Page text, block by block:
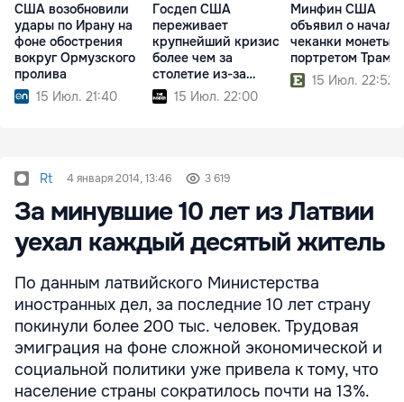
США возобновили
удары по Ирану на
фоне обострения
вокруг Ормузского
пролива
15 Июл. 21:40
Госдеп США
переживает
крупнейший кризис
более чем за
столетие из-за
реформ Трампа
15 Июл. 22:00
Минфин США
объявил о начале
чеканки монеты с
портретом
15 Июл. 22:52
Rt 4 января 2014, 13:46 3 619
За минувшие 10 лет из Латвии
уехал каждый десятый житель
По данным латвийского Министерства
иностранных дел, за последние 10 лет страну
покинули более 200 тыс. человек. Трудовая
эмиграция на фоне сложной экономической и
социальной политики уже привела к тому, что
население страны сократилось почти на 13%.